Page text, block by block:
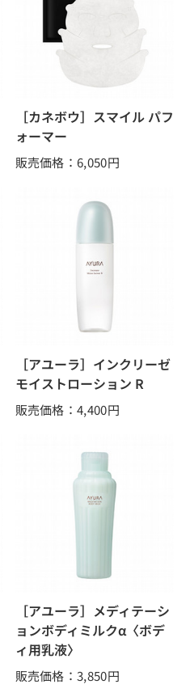
［カネボウ］スマイル パフ
ォーマー
販売価格：6,050円
［アユーラ］インクリーゼ
モイストローション R
販売価格：4,400円
［アユーラ］メディテーシ
ョンボディミルクα〈ボデ
ィ用乳液〉
販売価格：3,850円